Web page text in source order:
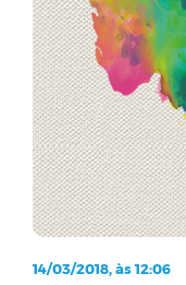
14/03/2018, às 12:06